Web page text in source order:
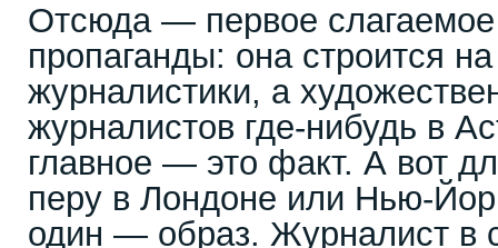
Отсюда — первое слагаемое
пропаганды: она строится
журналистики, а
журналистов где-нибудь в
главное — это факт. А вот
перу в Лондоне или Нью-
один — образ. Журналист в